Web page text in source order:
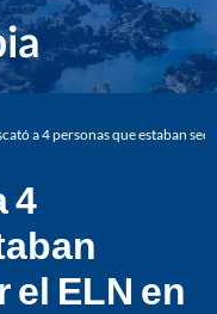
a 4 personas que estaban
4
ELN en